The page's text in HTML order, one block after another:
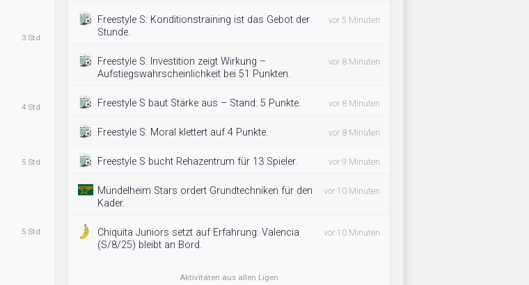
3 Std
4 Std
5 Std
5 Std
Freestyle S: Konditionstraining ist das Gebot der
Stunde.
vor 5 Minuten
Freestyle S: Investition zeigt Wirkung –
Aufstiegswahrscheinlichkeit bei 51 Punkten.
vor 8 Minuten
Freestyle S baut Stärke aus – Stand: 5 Punkte. vor 8 Minuten
Freestyle S: Moral klettert auf 4 Punkte. vor 8 Minuten
Freestyle S bucht Rehazentrum für 13 Spieler. vor 9 Minuten
Mündelheim Stars ordert Grundtechniken für den
Kader.
vor 10 Minuten
Chiquita Juniors setzt auf Erfahrung: Valencia
(S/8/25) bleibt an Bord.
vor 10 Minuten
Aktivitäten aus allen Ligen